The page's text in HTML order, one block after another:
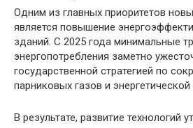
Одним из главных приоритетов
является повышение
зданий. С 2025 года минимальные
энергопотребления заметно
государственной стратегией по
парниковых газов и энергетической
В результате, развитие технологий